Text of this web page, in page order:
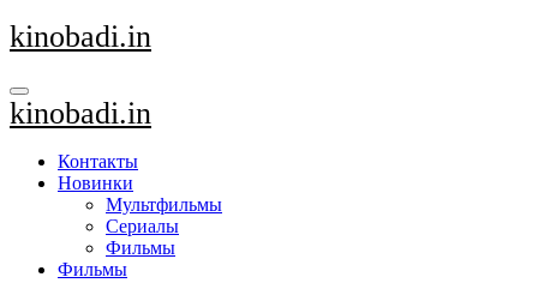
Перейти
к
kinobadi.in
kinobadi.in
Контакты
Новинки
Мультфильмы
Сериалы
Фильмы
Фильмы